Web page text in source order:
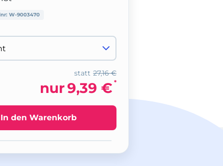
W-9003470
27,16 €
statt
nur9,39 € *
In den Warenkorb